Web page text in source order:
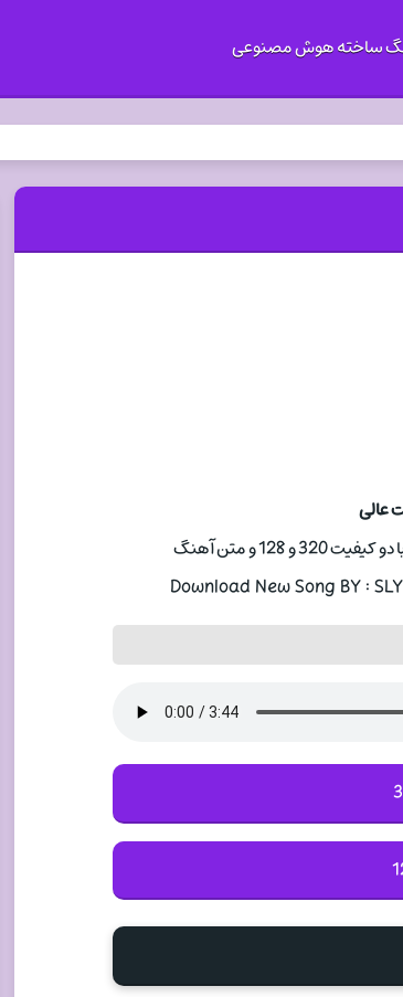
ساخته هوش مصنوعی
عالی
و متن آهنگ
Download New Song BY :